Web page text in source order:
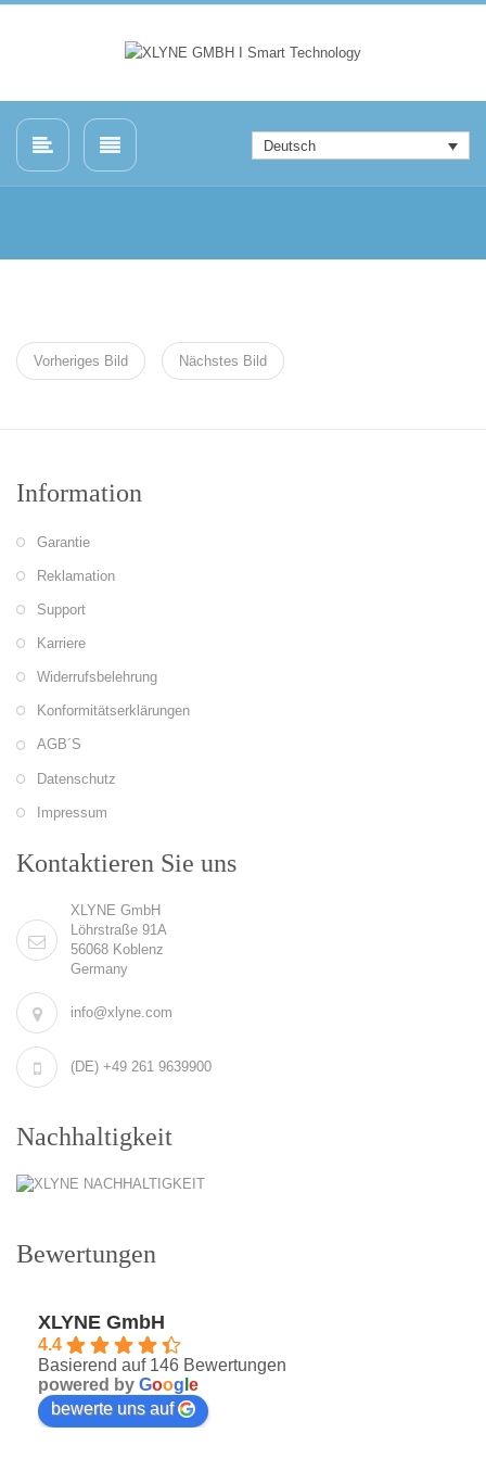
Deutsch
Vorheriges Bild Nächstes Bild
Information
Garantie
Reklamation
Support
Karriere
Widerrufsbelehrung
Konformitätserklärungen
AGB´S
Datenschutz
Impressum
Kontaktieren Sie uns
XLYNE GmbH
Löhrstraße 91A
56068 Koblenz
Germany
info@xlyne.com
(DE) +49 261 9639900
Nachhaltigkeit
Bewertungen
XLYNE GmbH
4.4
Basierend auf 146 Bewertungen
powered by Goog e
bewerte uns auf